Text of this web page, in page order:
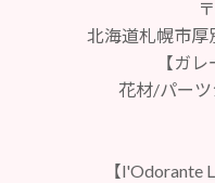
北海道札幌市厚
【ガ
花材/パー
【l'Odorante